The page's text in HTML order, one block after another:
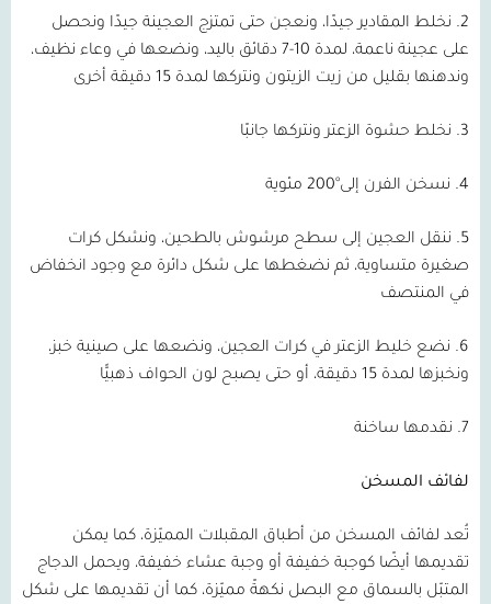
2. نخلط المقادير جيدًا، ونعجن حتى تمتزج العجينة جيدًا ونحصل
على عجينة ناعمة، لمدة 10-7 دقائق باليد، ونضعها في وعاء نظيف،
وندهنها بقليل من زيت الزيتون ونتركها لمدة 15 دقيقة أخرى
3. نخلط حشوة الزعتر ونتركها جانبًا
4. نسخن الفرن إلى°200 مئوية
5. ننقل العجين إلى سطح مرشوش بالطحين، ونشكل كرات
صغيرة متساوية، ثم نضغطها على شكل دائرة مع وجود انخفاض
في المنتصف
6. نضع خليط الزعتر في كرات العجين، ونضعها على صينية خبز،
ونخبزها لمدة 15 دقيقة، أو حتى يصبح لون الحواف ذهبيًّا
7. نقدمها ساخنة
لفائف المسخن
تُعد لفائف المسخن من أطباق المقبلات المميّزة، كما يمكن
تقديمها أيضًا كوجبة خفيفة أو وجبة عشاء خفيفة، ويحمل الدجاج
المتبّل بالسماق مع البصل نكهةً مميّزة، كما أن تقديمها على شكل